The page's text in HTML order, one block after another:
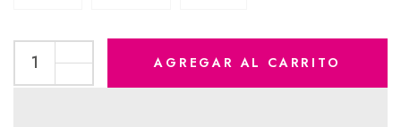
AGREGAR AL CARRITO